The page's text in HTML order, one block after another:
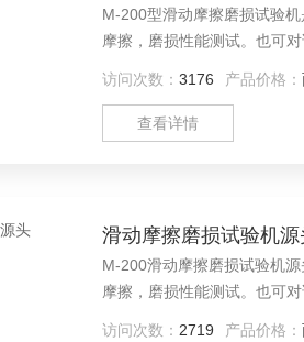
M-200型滑动摩擦磨损试验
摩擦，磨损性能测试。也可
访问次数： 3176 产品价格：
查看详情
滑动摩擦磨损试验机源
M-200滑动摩擦磨损试验机
摩擦，磨损性能测试。也可
访问次数： 2719 产品价格：